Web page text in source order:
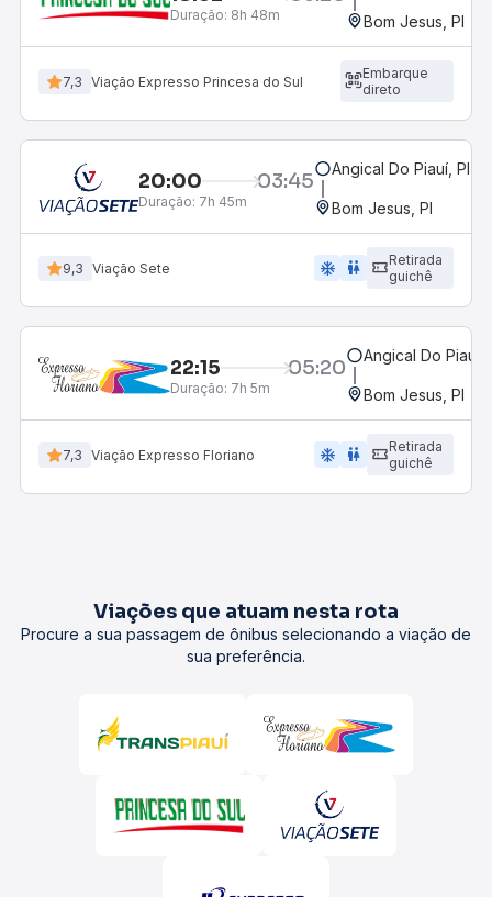
Duração: 8h 48m Bom Jesus, PI
7,3 Viação Expresso Princesa do Sul
Embarque
direto
20:00 03:45
Duração: 7h 45m
Angical Do Piauí, PI
Bom Jesus, PI
9,3 Viação Sete ac_unit wc
Retirada
guichê
22:15 05:20
Duração: 7h 5m
Angical Do Piauí,
Bom Jesus, PI
7,3 Viação Expresso Floriano ac_unit wc
Retirada
guichê
Viações que atuam nesta rota
Procure a sua passagem de ônibus selecionando a viação de
sua preferência.